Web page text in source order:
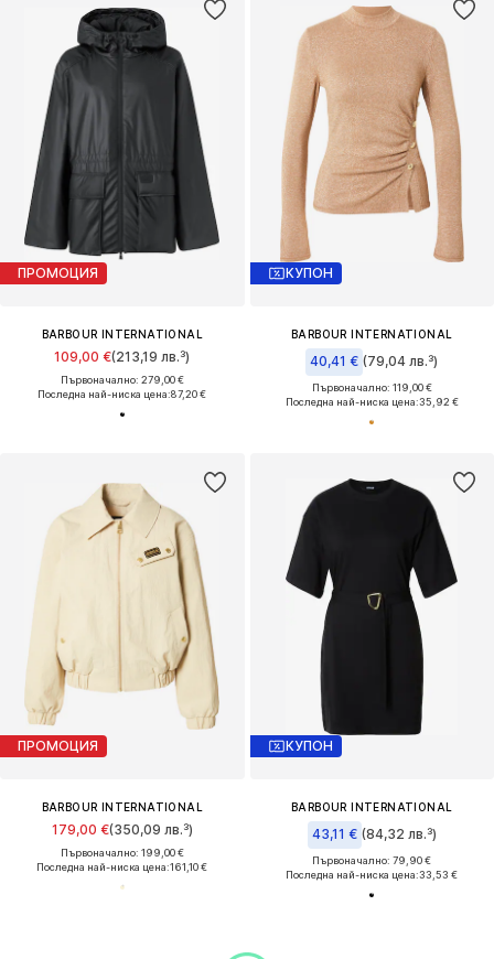
ПРОМОЦИЯ
BARBOUR INTERNATIONAL
109,00 €(213,19 лв.³)
Първоначално: 279,00 €
Последна най-ниска цена:87,20 €
КУПОН
BARBOUR INTERNATIONAL
40,41 € (79,04 лв.³)
Първоначално: 119,00 €
Последна най-ниска цена:35,92 €
ПРОМОЦИЯ
BARBOUR INTERNATIONAL
179,00 €(350,09 лв.³)
Първоначално: 199,00 €
Последна най-ниска цена:161,10 €
КУПОН
BARBOUR INTERNATIONAL
43,11 € (84,32 лв.³)
Първоначално: 79,90 €
Последна най-ниска цена:33,53 €